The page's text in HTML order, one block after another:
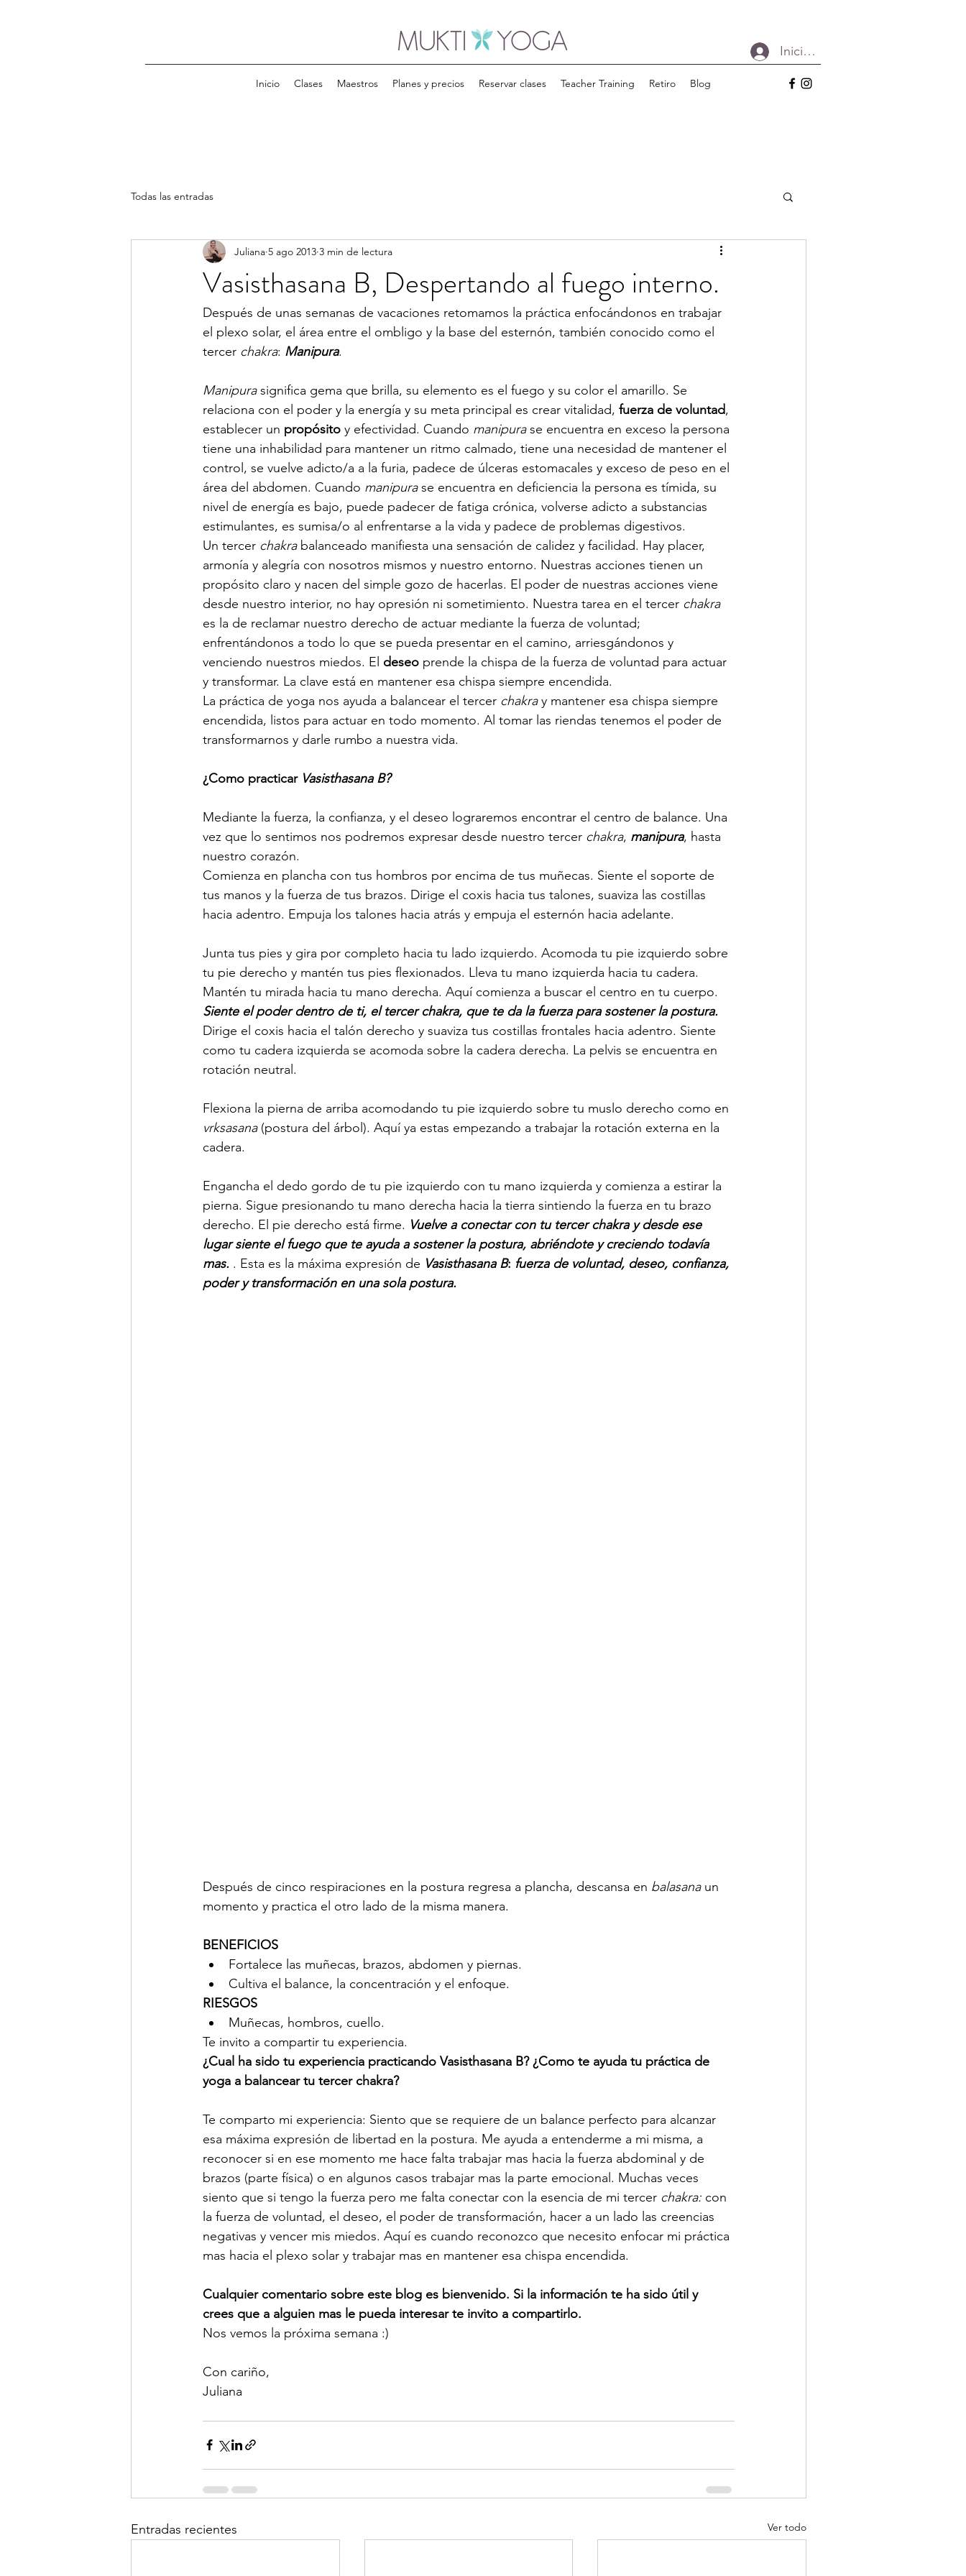
Iniciar sesión
Inicio Clases Maestros Planes y precios Reservar clases Teacher Training Retiro Blog
Todas las entradas
Vasisthasana B, Despertando al fuego interno.
Juliana 5 ago 2013 3 min de lectura
Después de unas semanas de vacaciones retomamos la práctica enfocándonos en trabajar
el plexo solar, el área entre el ombligo y la base del esternón, también conocido como el
tercer chakra: Manipura.
Manipura significa gema que brilla, su elemento es el fuego y su color el amarillo. Se
relaciona con el poder y la energía y su meta principal es crear vitalidad, fuerza de voluntad,
establecer un propósito y efectividad. Cuando manipura se encuentra en exceso la persona
tiene una inhabilidad para mantener un ritmo calmado, tiene una necesidad de mantener el
control, se vuelve adicto/a a la furia, padece de úlceras estomacales y exceso de peso en el
área del abdomen. Cuando manipura se encuentra en deficiencia la persona es tímida, su
nivel de energía es bajo, puede padecer de fatiga crónica, volverse adicto a substancias
estimulantes, es sumisa/o al enfrentarse a la vida y padece de problemas digestivos.
Un tercer chakra balanceado manifiesta una sensación de calidez y facilidad. Hay placer,
armonía y alegría con nosotros mismos y nuestro entorno. Nuestras acciones tienen un
propósito claro y nacen del simple gozo de hacerlas. El poder de nuestras acciones viene
desde nuestro interior, no hay opresión ni sometimiento. Nuestra tarea en el tercer chakra
es la de reclamar nuestro derecho de actuar mediante la fuerza de voluntad;
enfrentándonos a todo lo que se pueda presentar en el camino, arriesgándonos y
venciendo nuestros miedos. El deseo prende la chispa de la fuerza de voluntad para actuar
y transformar. La clave está en mantener esa chispa siempre encendida.
La práctica de yoga nos ayuda a balancear el tercer chakra y mantener esa chispa siempre
encendida, listos para actuar en todo momento. Al tomar las riendas tenemos el poder de
transformarnos y darle rumbo a nuestra vida.
¿Como practicar Vasisthasana B?
Mediante la fuerza, la confianza, y el deseo lograremos encontrar el centro de balance. Una
vez que lo sentimos nos podremos expresar desde nuestro tercer chakra, manipura, hasta
nuestro corazón.
Comienza en plancha con tus hombros por encima de tus muñecas. Siente el soporte de
tus manos y la fuerza de tus brazos. Dirige el coxis hacia tus talones, suaviza las costillas
hacia adentro. Empuja los talones hacia atrás y empuja el esternón hacia adelante.
Junta tus pies y gira por completo hacia tu lado izquierdo. Acomoda tu pie izquierdo sobre
tu pie derecho y mantén tus pies flexionados. Lleva tu mano izquierda hacia tu cadera.
Mantén tu mirada hacia tu mano derecha. Aquí comienza a buscar el centro en tu cuerpo.
Siente el poder dentro de ti, el tercer chakra, que te da la fuerza para sostener la postura.
Dirige el coxis hacia el talón derecho y suaviza tus costillas frontales hacia adentro. Siente
como tu cadera izquierda se acomoda sobre la cadera derecha. La pelvis se encuentra en
rotación neutral.
Flexiona la pierna de arriba acomodando tu pie izquierdo sobre tu muslo derecho como en
vrksasana (postura del árbol). Aquí ya estas empezando a trabajar la rotación externa en la
cadera.
Engancha el dedo gordo de tu pie izquierdo con tu mano izquierda y comienza a estirar la
pierna. Sigue presionando tu mano derecha hacia la tierra sintiendo la fuerza en tu brazo
derecho. El pie derecho está firme. Vuelve a conectar con tu tercer chakra y desde ese
lugar siente el fuego que te ayuda a sostener la postura, abriéndote y creciendo todavía
mas. . Esta es la máxima expresión de Vasisthasana B: fuerza de voluntad, deseo, confianza,
poder y transformación en una sola postura.
Después de cinco respiraciones en la postura regresa a plancha, descansa en balasana un
momento y practica el otro lado de la misma manera.
BENEFICIOS
Fortalece las muñecas, brazos, abdomen y piernas.
Cultiva el balance, la concentración y el enfoque.
RIESGOS
Muñecas, hombros, cuello.
Te invito a compartir tu experiencia.
¿Cual ha sido tu experiencia practicando Vasisthasana B? ¿Como te ayuda tu práctica de
yoga a balancear tu tercer chakra?
Te comparto mi experiencia: Siento que se requiere de un balance perfecto para alcanzar
esa máxima expresión de libertad en la postura. Me ayuda a entenderme a mi misma, a
reconocer si en ese momento me hace falta trabajar mas hacia la fuerza abdominal y de
brazos (parte física) o en algunos casos trabajar mas la parte emocional. Muchas veces
siento que si tengo la fuerza pero me falta conectar con la esencia de mi tercer chakra: con
la fuerza de voluntad, el deseo, el poder de transformación, hacer a un lado las creencias
negativas y vencer mis miedos. Aquí es cuando reconozco que necesito enfocar mi práctica
mas hacia el plexo solar y trabajar mas en mantener esa chispa encendida.
Cualquier comentario sobre este blog es bienvenido. Si la información te ha sido útil y
crees que a alguien mas le pueda interesar te invito a compartirlo.
Nos vemos la próxima semana :)
Con cariño,
Juliana
Entradas recientes Ver todo